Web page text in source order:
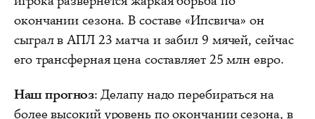
окончании сезона. В составе «Ипсвича» он
сыграл в АПЛ 23 матча и забил 9 мячей, сейчас
его трансферная цена составляет 25 млн евро.
Наш прогноз: Делапу надо перебираться на
более высокий уровень по окончании сезона, в